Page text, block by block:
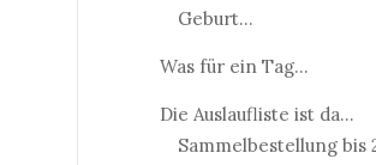
Geburt...
Was für ein Tag...
Die Auslaufliste ist da...
Sammelbestellung bis